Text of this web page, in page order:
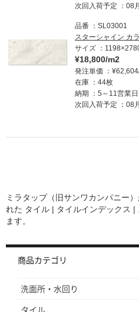
次回入荷予定
08
品番
SL03001
スターシャイン カ
サイズ
¥18,800/m2
発注単価
在庫
44枚
納期
5～11営業日
次回入荷予定
08
ミラタップ（旧サンワカンパニー
れた タイル | タイルインデックス |
ます。
商品カテゴリ
洗面所・水回り